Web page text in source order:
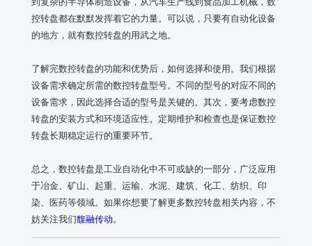
控转盘都在默默发挥着它的力量。可以说，只要有自动化设备
的地方，就有数控转盘的用武之地。
了解完数控转盘的功能和优势后，如何选择和使用。我们根据
设备需求确定所需的数控转盘型号。不同的型号的对应不同的
设备需求，因此选择合适的型号是关键的。其次，要考虑数控
转盘的安装方式和环境适应性。定期维护和检查也是保证数控
转盘长期稳定运行的重要环节。
总之，数控转盘是工业自动化中不可或缺的一部分，广泛应用
于冶金、矿山、起重、运输、水泥、建筑、化工、纺织、印
染、医药等领域。如果你想要了解更多数控转盘相关内容，不
妨关注我们馥融传动。